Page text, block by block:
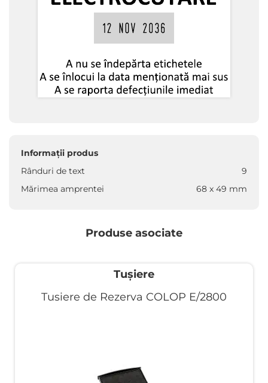
Informații produs
Rânduri de text
9
Mărimea amprentei
68 x 49 mm
Produse asociate
Tușiere
Tusiere de Rezerva COLOP E/2800